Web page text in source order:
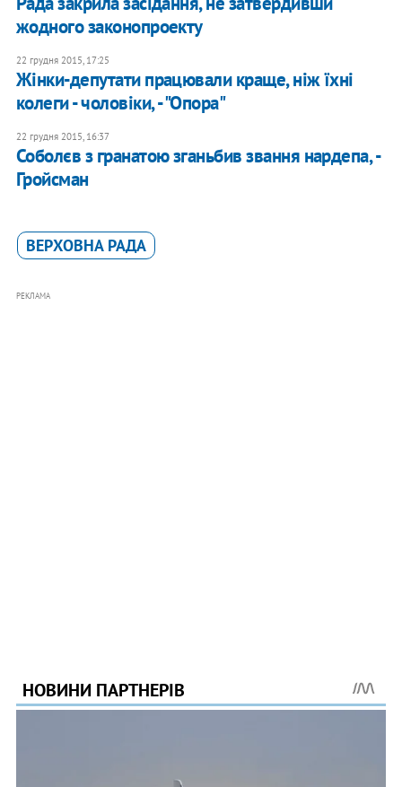
жодного законопроекту
22 грудня 2015, 17:25
Жінки-депутати працювали краще, ніж їхні
колеги - чоловіки, - "Опора"
22 грудня 2015, 16:37
Соболєв з гранатою зганьбив звання нардепа, -
Гройсман
ВЕРХОВНА РАДА
РЕКЛАМА